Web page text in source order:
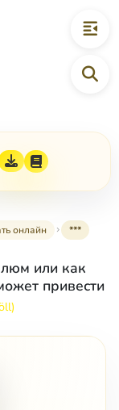
онлайн ***
или как
привести